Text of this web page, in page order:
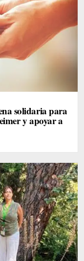
solidaria para
y apoyar a